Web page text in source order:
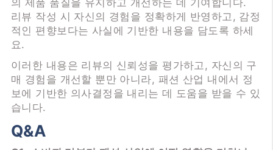
의 제품 품질을 유지하고 개선하는 데 기여합니다.
리뷰 작성 시 자신의 경험을 정확하게 반영하고, 감정
적인 편향보다는 사실에 기반한 내용을 담도록 하세
요.
이러한 내용은 리뷰의 신뢰성을 평가하고, 자신의 구
매 경험을 개선할 뿐만 아니라, 패션 산업 내에서 정
보에 기반한 의사결정을 내리는 데 도움을 받을 수 있
습니다.
Q&A